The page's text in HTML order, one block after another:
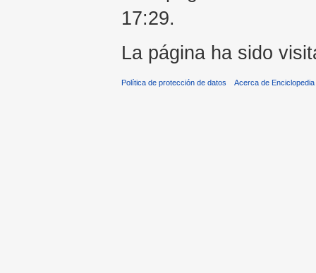
17:29.
La página ha sido
Política de protección de datos Acerca de